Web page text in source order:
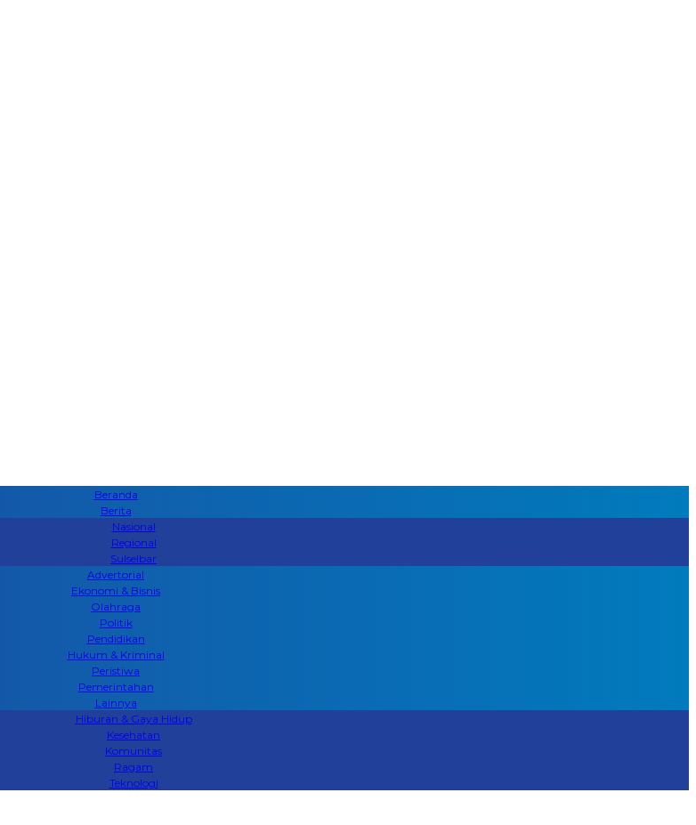
Beranda
Berita
Nasional
Regional
Sulselbar
Advertorial
Ekonomi & Bisnis
Olahraga
Politik
Pendidikan
Hukum & Kriminal
Peristiwa
Pemerintahan
Lainnya
Hiburan & Gaya Hidup
Kesehatan
Komunitas
Ragam
Teknologi